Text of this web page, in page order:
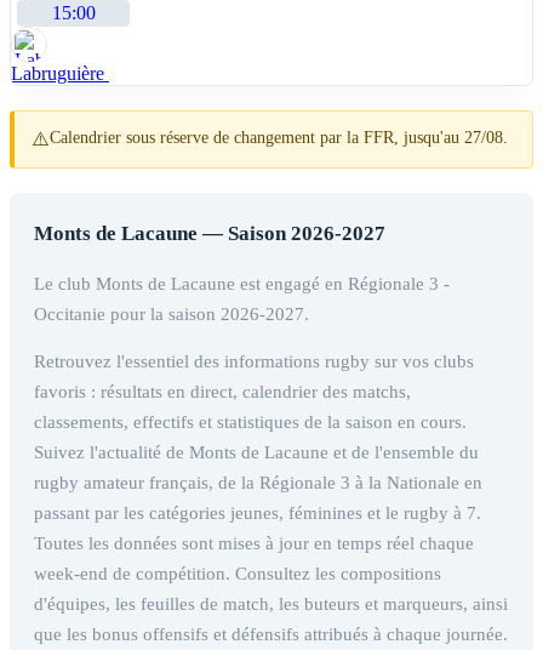
15:00
Labruguière
⚠️Calendrier sous réserve de changement par la FFR, jusqu'au 27/08.
Monts de Lacaune — Saison 2026-2027
Le club Monts de Lacaune est engagé en Régionale 3 -
Occitanie pour la saison 2026-2027.
Retrouvez l'essentiel des informations rugby sur vos clubs
favoris : résultats en direct, calendrier des matchs,
classements, effectifs et statistiques de la saison en cours.
Suivez l'actualité de Monts de Lacaune et de l'ensemble du
rugby amateur français, de la Régionale 3 à la Nationale en
passant par les catégories jeunes, féminines et le rugby à 7.
Toutes les données sont mises à jour en temps réel chaque
week-end de compétition. Consultez les compositions
d'équipes, les feuilles de match, les buteurs et marqueurs, ainsi
que les bonus offensifs et défensifs attribués à chaque journée.